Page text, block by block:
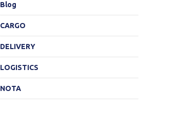
Blog
CARGO
DELIVERY
LOGISTICS
NOTA